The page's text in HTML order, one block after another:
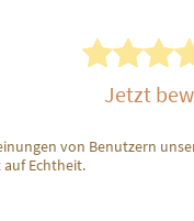
Jetzt
von Benutzern
Echtheit.